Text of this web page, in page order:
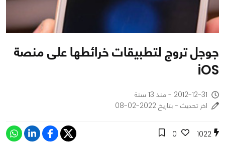
جوجل تروج لتطبيقات خرائطها على منصة
iOS
2012-12-31 - منذ 13 سنة
اخر تحديث - بتاريخ 2022-02-08
1022
0